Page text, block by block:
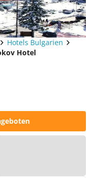
Hotels Bulgarien
Hotel